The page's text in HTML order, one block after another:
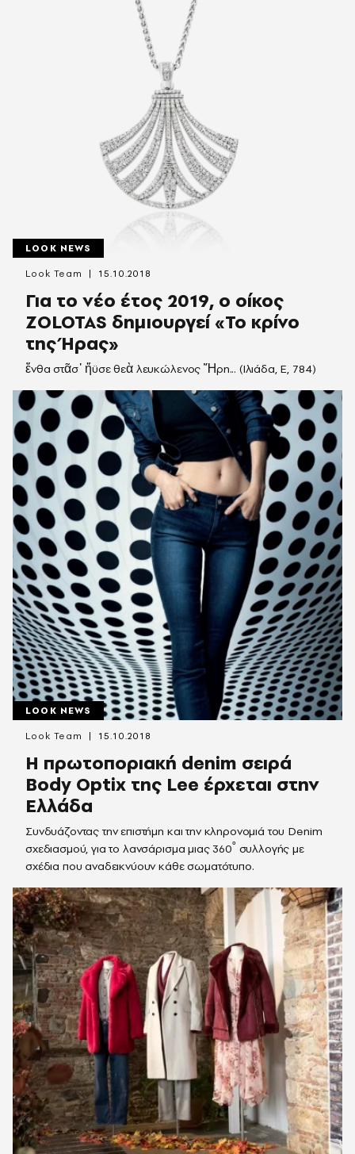
LOOK NEWS
Για το νέο έτος 2019, ο οίκος
ΖOLOTAS δημιουργεί «Το κρίνο
της Ήρας»
ἔνθα στᾶσ᾿ ἤϋσε θεὰ λευκώλενος Ἥρη... (Ιλιάδα, E, 784)
Look Team 15.10.2018
LOOK NEWS
Η πρωτοποριακή denim σειρά
Body Optix της Lee έρχεται στην
Ελλάδα
Συνδυάζοντας την επιστήμη και την κληρονομιά του Denim
σχεδιασμού, για το λανσάρισμα μιας 360˚ συλλογής με
σχέδια που αναδεικνύουν κάθε σωματότυπο.
Look Team 15.10.2018